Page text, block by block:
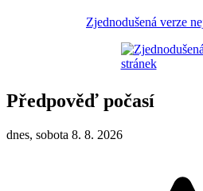
Zjednodušená verze
Předpověď počasí
dnes, sobota 8. 8. 2026